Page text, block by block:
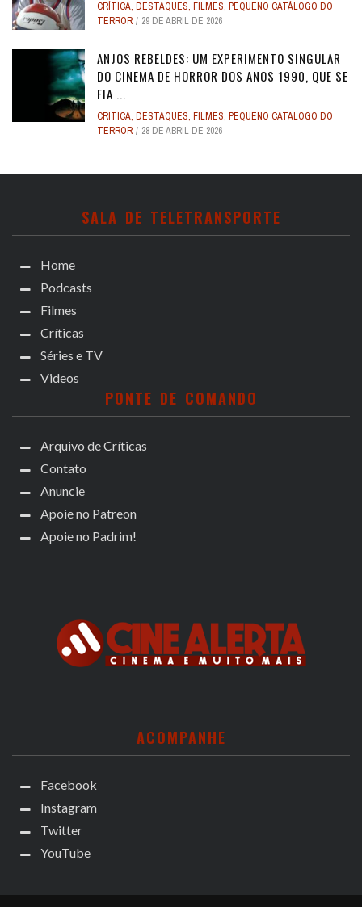
CRÍTICA, DESTAQUES, FILMES, PEQUENO CATÁLOGO DO
TERROR
29 DE ABRIL DE 2026
ANJOS REBELDES: UM EXPERIMENTO SINGULAR
DO CINEMA DE HORROR DOS ANOS 1990, QUE SE
FIA ...
CRÍTICA, DESTAQUES, FILMES, PEQUENO CATÁLOGO DO
TERROR
28 DE ABRIL DE 2026
SALA DE TELETRANSPORTE
Home
Podcasts
Filmes
Críticas
Séries e TV
Videos
PONTE DE COMANDO
Arquivo de Críticas
Contato
Anuncie
Apoie no Patreon
Apoie no Padrim!
ACOMPANHE
Facebook
Instagram
Twitter
YouTube